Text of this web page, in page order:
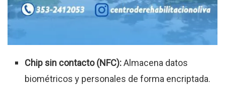
Chip sin contacto (NFC):Almacena datos
biométricos y personales de forma encriptada.